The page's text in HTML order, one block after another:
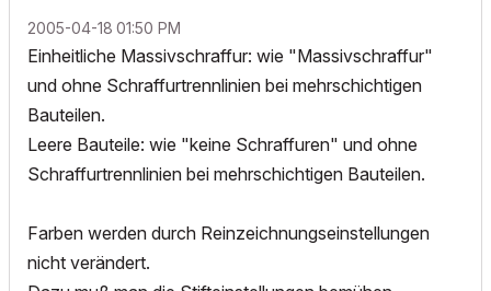
‎2005-04-18 01:50 PM
Einheitliche Massivschraffur: wie "Massivschraffur"
und ohne Schraffurtrennlinien bei mehrschichtigen
Bauteilen.
Leere Bauteile: wie "keine Schraffuren" und ohne
Schraffurtrennlinien bei mehrschichtigen Bauteilen.
Farben werden durch Reinzeichnungseinstellungen
nicht verändert.